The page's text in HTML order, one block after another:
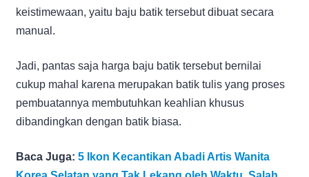
keistimewaan, yaitu baju batik tersebut dibuat secara
manual.
Jadi, pantas saja harga baju batik tersebut bernilai
cukup mahal karena merupakan batik tulis yang proses
pembuatannya membutuhkan keahlian khusus
dibandingkan dengan batik biasa.
Baca Juga: 5 Ikon Kecantikan Abadi Artis Wanita